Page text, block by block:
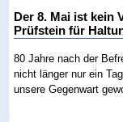
Der 8. Mai ist kein
Prüfstein für
80 Jahre nach der
nicht länger nur ein
unsere Gegenwart